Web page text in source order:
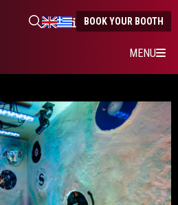
BOOK YOUR BOOTH
MENU